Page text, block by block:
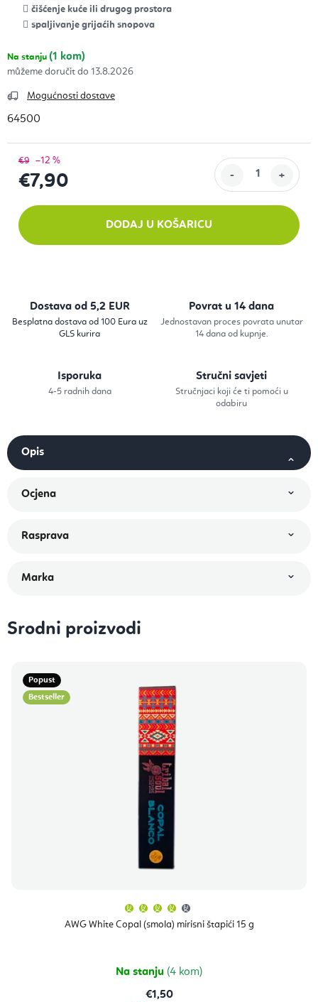
čišćenje kuće ili drugog prostora
spaljivanje grijaćih snopova
Na stanju (1 kom)
13.8.2026
Mogućnosti dostave
64500
€9 –12 %
€7,90
DODAJ U KOŠARICU
Dostava od 5,2 EUR
Besplatna dostava od 100 Eura uz
GLS kurira
Povrat u 14 dana
Jednostavan proces povrata unutar
14 dana od kupnje.
Isporuka
4-5 radnih dana
Stručni savjeti
Stručnjaci koji će ti pomoći u
odabiru
Srodni proizvodi
Popust
Bestseller
AWG White Copal (smola) mirisni štapići 15 g
proizvoda
je
zvjezdica.
Na stanju (4 kom)
€1,50